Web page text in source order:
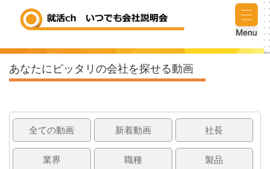
あなたにピッタリの会社を探せる動画
全ての動画 新着動画 社長
業界 職種 製品